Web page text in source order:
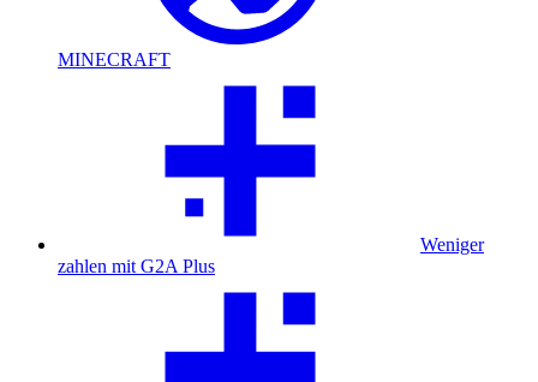
MINECRAFT
Weniger
zahlen mit G2A Plus